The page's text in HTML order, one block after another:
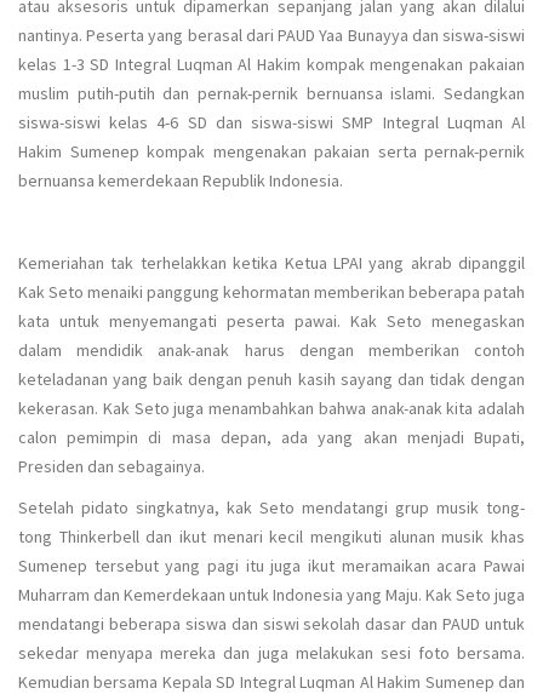
atau aksesoris untuk dipamerkan sepanjang jalan yang akan dilalui
nantinya. Peserta yang berasal dari PAUD Yaa Bunayya dan siswa-siswi
kelas 1-3 SD Integral Luqman Al Hakim kompak mengenakan pakaian
muslim putih-putih dan pernak-pernik bernuansa islami. Sedangkan
siswa-siswi kelas 4-6 SD dan siswa-siswi SMP Integral Luqman Al
Hakim Sumenep kompak mengenakan pakaian serta pernak-pernik
bernuansa kemerdekaan Republik Indonesia.
Kemeriahan tak terhelakkan ketika Ketua LPAI yang akrab dipanggil
Kak Seto menaiki panggung kehormatan memberikan beberapa patah
kata untuk menyemangati peserta pawai. Kak Seto menegaskan
dalam mendidik anak-anak harus dengan memberikan contoh
keteladanan yang baik dengan penuh kasih sayang dan tidak dengan
kekerasan. Kak Seto juga menambahkan bahwa anak-anak kita adalah
calon pemimpin di masa depan, ada yang akan menjadi Bupati,
Presiden dan sebagainya.
Setelah pidato singkatnya, kak Seto mendatangi grup musik tong-
tong Thinkerbell dan ikut menari kecil mengikuti alunan musik khas
Sumenep tersebut yang pagi itu juga ikut meramaikan acara Pawai
Muharram dan Kemerdekaan untuk Indonesia yang Maju. Kak Seto juga
mendatangi beberapa siswa dan siswi sekolah dasar dan PAUD untuk
sekedar menyapa mereka dan juga melakukan sesi foto bersama.
Kemudian bersama Kepala SD Integral Luqman Al Hakim Sumenep dan